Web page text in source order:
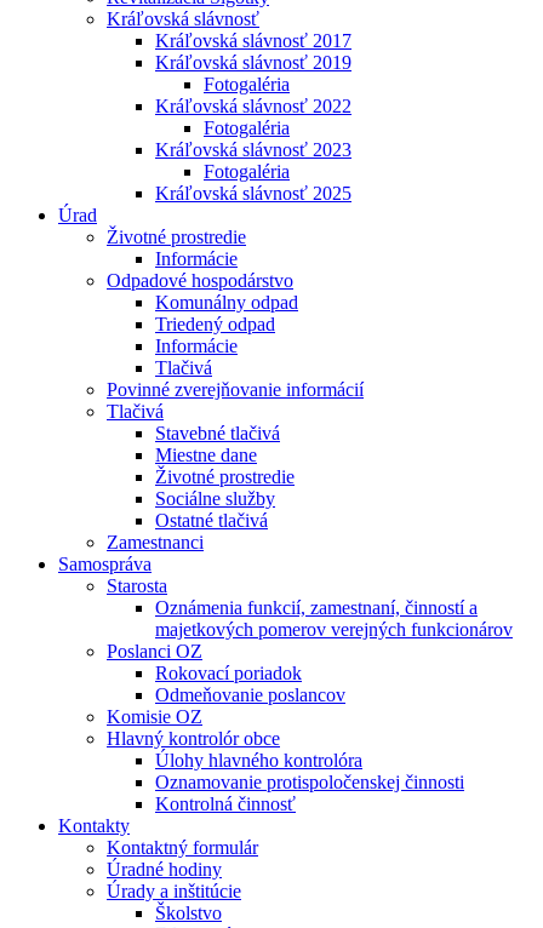
Kráľovská slávnosť
Kráľovská slávnosť 2017
Kráľovská slávnosť 2019
Fotogaléria
Kráľovská slávnosť 2022
Fotogaléria
Kráľovská slávnosť 2023
Fotogaléria
Kráľovská slávnosť 2025
Úrad
Životné prostredie
Informácie
Odpadové hospodárstvo
Komunálny odpad
Triedený odpad
Informácie
Tlačivá
Povinné zverejňovanie informácií
Tlačivá
Stavebné tlačivá
Miestne dane
Životné prostredie
Sociálne služby
Ostatné tlačivá
Zamestnanci
Samospráva
Starosta
Oznámenia funkcií, zamestnaní, činností a
majetkových pomerov verejných funkcionárov
Poslanci OZ
Rokovací poriadok
Odmeňovanie poslancov
Komisie OZ
Hlavný kontrolór obce
Úlohy hlavného kontrolóra
Oznamovanie protispoločenskej činnosti
Kontrolná činnosť
Kontakty
Kontaktný formulár
Úradné hodiny
Úrady a inštitúcie
Školstvo